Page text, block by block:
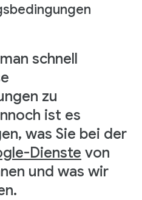
schnell
zu
ist es
was Sie bei der
Dienste von
und was wir